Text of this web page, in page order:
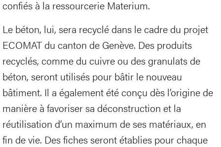
confiés à la ressourcerie Materium.
Le béton, lui, sera recyclé dans le cadre du projet
ECOMAT du canton de Genève. Des produits
recyclés, comme du cuivre ou des granulats de
béton, seront utilisés pour bâtir le nouveau
bâtiment. Il a également été conçu dès l’origine de
manière à favoriser sa déconstruction et la
réutilisation d’un maximum de ses matériaux, en
fin de vie. Des fiches seront établies pour chaque